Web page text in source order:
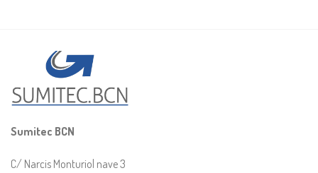
Sumitec BCN
C/ Narcis Monturiol nave 3